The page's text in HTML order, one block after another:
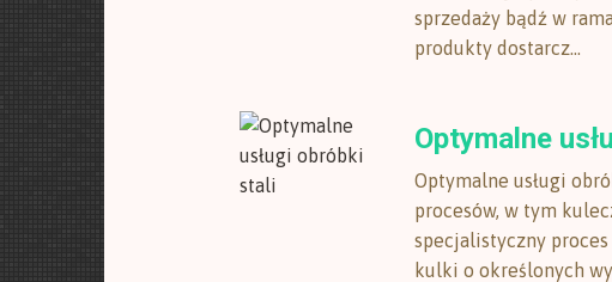
sprzedaży bądź w
produkty dostarcz...
Optymalne
Optymalne usługi
procesów, w tym
specjalistyczny
kulki o określonych